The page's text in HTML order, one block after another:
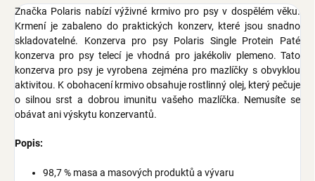
Značka Polaris nabízí výživné krmivo pro psy v dospělém věku.
Krmení je zabaleno do praktických konzerv, které jsou snadno
skladovatelné. Konzerva pro psy Polaris Single Protein Paté
konzerva pro psy telecí je vhodná pro jakékoliv plemeno. Tato
konzerva pro psy je vyrobena zejména pro mazlíčky s obvyklou
aktivitou. K obohacení krmivo obsahuje rostlinný olej, který pečuje
o silnou srst a dobrou imunitu vašeho mazlíčka. Nemusíte se
obávat ani výskytu konzervantů.
Popis:
98,7 % masa a masových produktů a vývaru